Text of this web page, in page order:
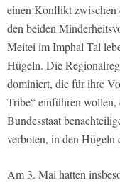
einen Konflikt zwischen
den beiden
Meitei im Imphal Tal
Hügeln. Die
dominiert, die für ihre
Tribe“ einführen wollen,
Bundesstaat
verboten, in den Hügeln
Am 3. Mai hatten